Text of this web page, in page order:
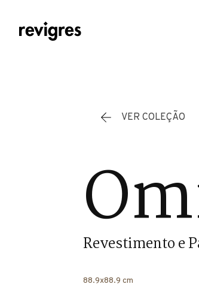
VER COLEÇÃO
Revestimento e
88.9x88.9 cm